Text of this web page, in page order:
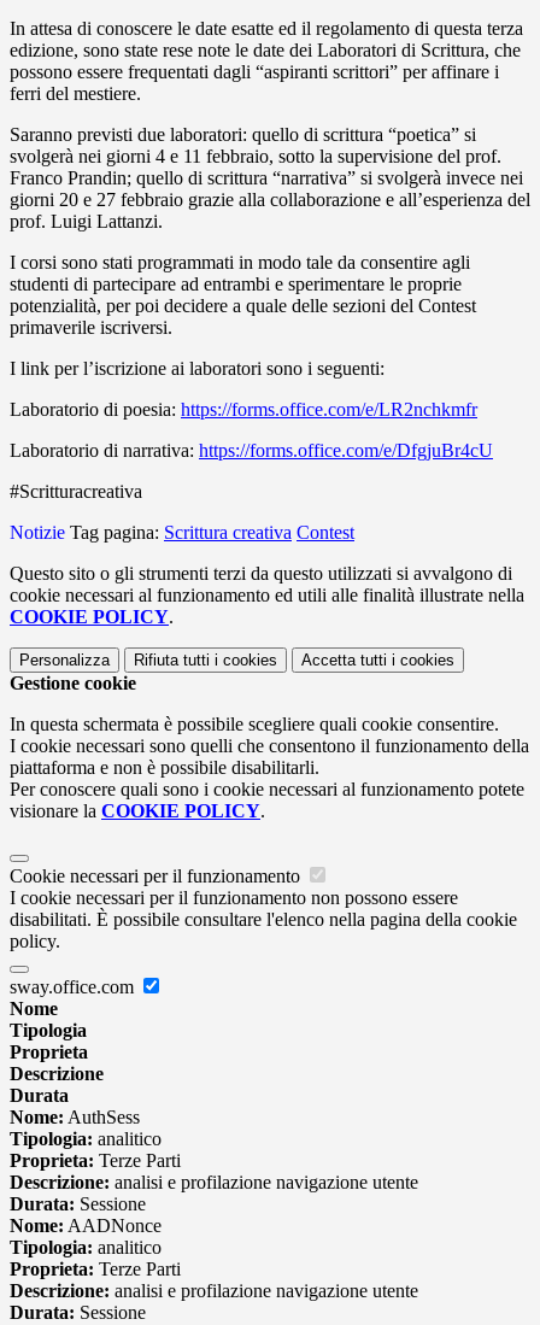
In attesa di conoscere le date esatte ed il regolamento di questa terza
edizione, sono state rese note le date dei Laboratori di Scrittura, che
possono essere frequentati dagli “aspiranti scrittori” per affinare i
ferri del mestiere.
Saranno previsti due laboratori: quello di scrittura “poetica” si
svolgerà nei giorni 4 e 11 febbraio, sotto la supervisione del prof.
Franco Prandin; quello di scrittura “narrativa” si svolgerà invece nei
giorni 20 e 27 febbraio grazie alla collaborazione e all’esperienza del
prof. Luigi Lattanzi.
I corsi sono stati programmati in modo tale da consentire agli
studenti di partecipare ad entrambi e sperimentare le proprie
potenzialità, per poi decidere a quale delle sezioni del Contest
primaverile iscriversi.
I link per l’iscrizione ai laboratori sono i seguenti:
Laboratorio di poesia: https://forms.office.com/e/LR2nchkmfr
Laboratorio di narrativa: https://forms.office.com/e/DfgjuBr4cU
#Scritturacreativa
Notizie Tag pagina: Scrittura creativa Contest
Questo sito o gli strumenti terzi da questo utilizzati si avvalgono di
cookie necessari al funzionamento ed utili alle finalità illustrate nella
COOKIE POLICY.
Personalizza Rifiuta tutti i cookies Accetta tutti i cookies
Gestione cookie
In questa schermata è possibile scegliere quali cookie consentire.
I cookie necessari sono quelli che consentono il funzionamento della
piattaforma e non è possibile disabilitarli.
Per conoscere quali sono i cookie necessari al funzionamento potete
visionare la COOKIE POLICY.
Cookie necessari per il funzionamento
I cookie necessari per il funzionamento non possono essere
disabilitati. È possibile consultare l'elenco nella pagina della cookie
policy.
sway.office.com
Nome
Tipologia
Proprieta
Descrizione
Durata
Nome: AuthSess
Tipologia: analitico
Proprieta: Terze Parti
Descrizione: analisi e profilazione navigazione utente
Durata: Sessione
Nome: AADNonce
Tipologia: analitico
Proprieta: Terze Parti
Descrizione: analisi e profilazione navigazione utente
Durata: Sessione